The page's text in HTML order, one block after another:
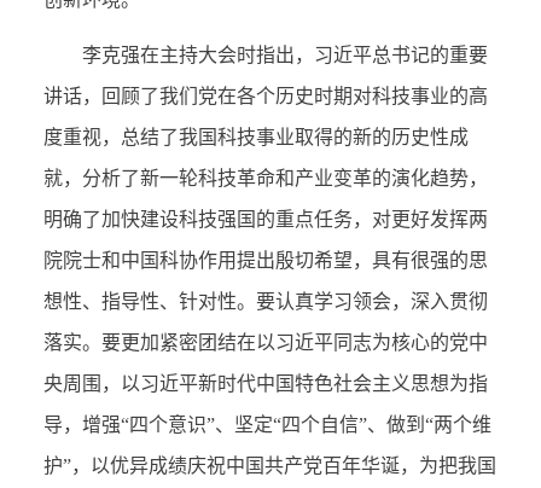
李克强在主持大会时指出，习近平总书记的重要
讲话，回顾了我们党在各个历史时期对科技事业的高
度重视，总结了我国科技事业取得的新的历史性成
就，分析了新一轮科技革命和产业变革的演化趋势，
明确了加快建设科技强国的重点任务，对更好发挥两
院院士和中国科协作用提出殷切希望，具有很强的思
想性、指导性、针对性。要认真学习领会，深入贯彻
落实。要更加紧密团结在以习近平同志为核心的党中
央周围，以习近平新时代中国特色社会主义思想为指
导，增强“四个意识”、坚定“四个自信”、做到“两个维
护”，以优异成绩庆祝中国共产党百年华诞，为把我国